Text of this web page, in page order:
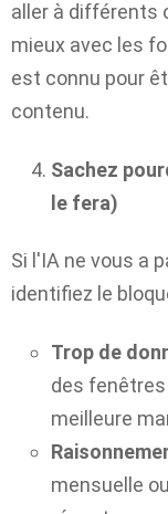
aller à différents
mieux avec les
est connu pour
contenu.
Sachez
le fera)
Si l'IA ne vous a
identifiez le
Trop de
des
meilleure
mensuelle